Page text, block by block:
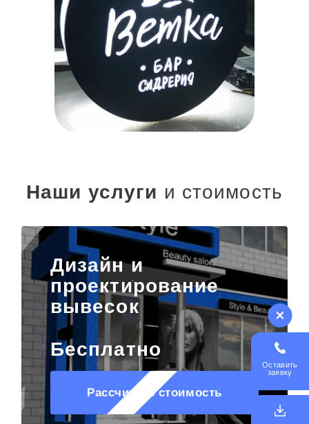
Наши услуги и стоимость
Дизайн и
проектирование
вывесок
Бесплатно
Рассчитать стоимость
Оставить
заявку